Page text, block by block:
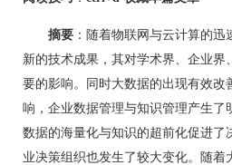
摘要 ：随着物联网与云计算的
新的技术成果，其对学术界、企业界
要的影响。同时大数据的出现有效改
响，企业数据管理与知识管理产生了
数据的海量化与知识的超前化促进了
业决策组织也发生了较大变化。随着